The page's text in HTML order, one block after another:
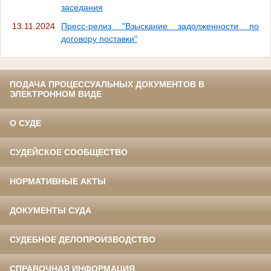
заседания
13.11.2024
Пресс-релиз "Взыскание задолженности по
договору поставки"
ПОДАЧА ПРОЦЕССУАЛЬНЫХ ДОКУМЕНТОВ В
ЭЛЕКТРОННОМ ВИДЕ
О СУДЕ
СУДЕЙСКОЕ СООБЩЕСТВО
НОРМАТИВНЫЕ АКТЫ
ДОКУМЕНТЫ СУДА
СУДЕБНОЕ ДЕЛОПРОИЗВОДСТВО
СПРАВОЧНАЯ ИНФОРМАЦИЯ